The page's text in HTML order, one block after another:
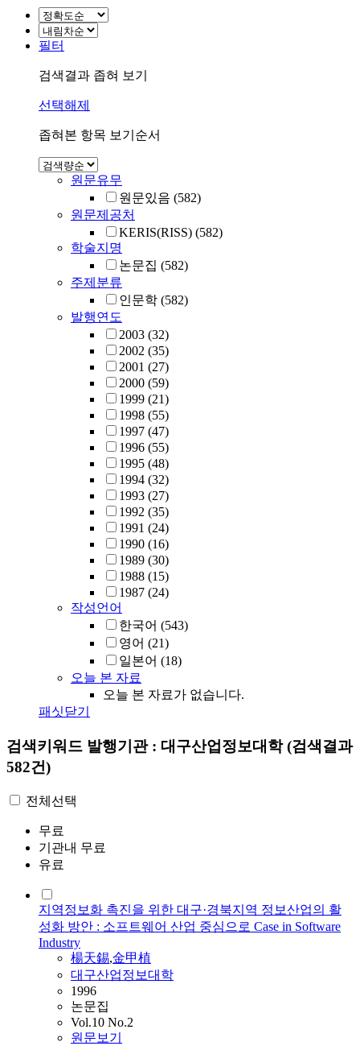
필터
검색결과 좁혀 보기
선택해제
좁혀본 항목 보기순서
원문유무
원문있음 (582)
원문제공처
KERIS(RISS) (582)
학술지명
논문집 (582)
주제분류
인문학 (582)
발행연도
2003 (32)
2002 (35)
2001 (27)
2000 (59)
1999 (21)
1998 (55)
1997 (47)
1996 (55)
1995 (48)
1994 (32)
1993 (27)
1992 (35)
1991 (24)
1990 (16)
1989 (30)
1988 (15)
1987 (24)
작성언어
한국어 (543)
영어 (21)
일본어 (18)
오늘 본 자료
오늘 본 자료가 없습니다.
패싯닫기
검색키워드 발행기관 : 대구산업정보대학(검색결과
582건)
전체선택
무료
기관내 무료
유료
지역정보화 촉진을 위한 대구·경북지역 정보산업의 활
성화 방안 : 소프트웨어 산업 중심으로 Case in Software
Industry
楊天錫,金甲植
대구산업정보대학
1996
논문집
Vol.10 No.2
원문보기